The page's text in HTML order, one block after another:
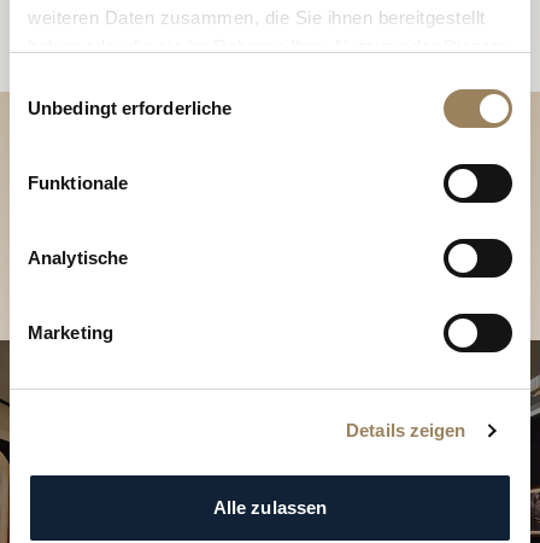
weiteren Daten zusammen, die Sie ihnen bereitgestellt
Unbedingt erforderliche
Funktionale
Analytische
Marketing
Details zeigen
Alle zulassen
Entdecken Sie unsere
Kollektionen in der Boutique